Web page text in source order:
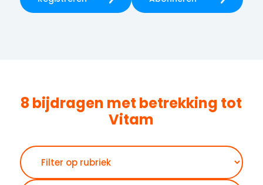
8 bijdragen met betrekking tot
Vitam